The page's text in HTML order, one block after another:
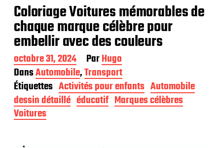
Coloriage Voitures mémorables de
chaque marque célèbre pour
embellir avec des couleurs
D
a
t
e
d
e
p
octobre 31, 2024 ParHugo
DansAutomobile,Transport
Étiquettes Activités pour enfants Automobile
dessin détaillé éducatif Marques célèbres
Voitures